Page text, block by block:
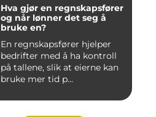
Hva gjør en regnskapsfører
og når lønner det seg å
bruke en?
En regnskapsfører hjelper
bedrifter med å ha kontroll
på tallene, slik at eierne kan
bruke mer tid p...